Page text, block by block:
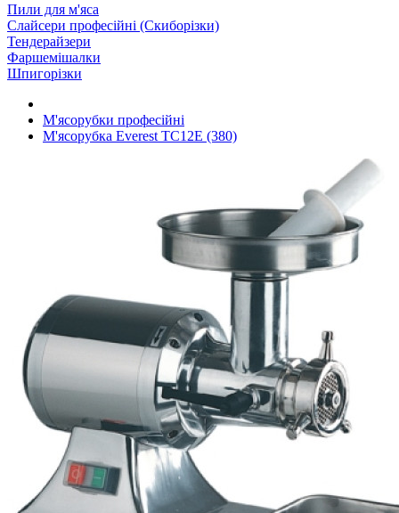
Пили для м'яса
Слайсери професійні (Скиборізки)
Тендерайзери
Фаршемішалки
Шпигорізки
М'ясорубки професійні
М'ясорубка Everest TC12E (380)